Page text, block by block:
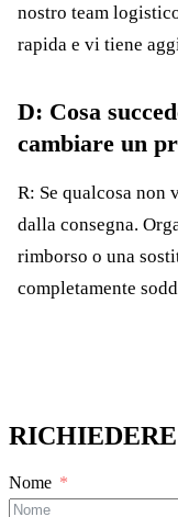
nostro team
rapida e vi tiene
D: Cosa
cambiare un
R: Se qualcosa non
dalla consegna.
rimborso o una
completamente
Nome